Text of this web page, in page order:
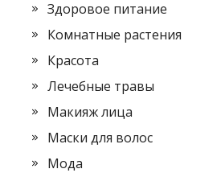
Здоровое питание
Комнатные растения
Красота
Лечебные травы
Макияж лица
Маски для волос
Мода